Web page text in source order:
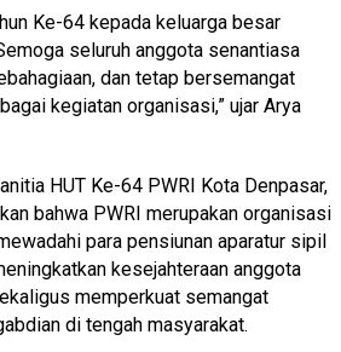
Ke-64 kepada keluarga besar
seluruh anggota senantiasa
dan tetap bersemangat
kegiatan organisasi,” ujar Arya
HUT Ke-64 PWRI Kota Denpasar,
bahwa PWRI merupakan organisasi
para pensiunan aparatur sipil
kesejahteraan anggota
memperkuat semangat
di tengah masyarakat.